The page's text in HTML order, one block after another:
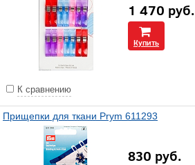
1 470 руб.
Купить
К сравнению
Прищепки для ткани Prym 611293
830 руб.